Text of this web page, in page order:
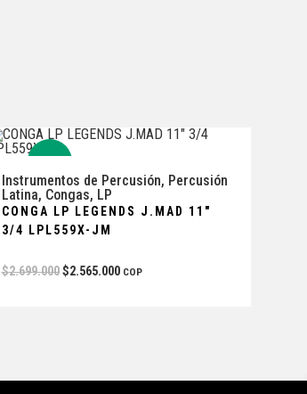
Instrumentos de Percusión, Percusión
Latina, Congas, LP
CONGA LP LEGENDS J.MAD 11″
3/4 LPL559X-JM
$2.699.000 $2.565.000 COP